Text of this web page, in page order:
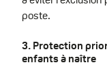
poste.
3. Protection
enfants à naître